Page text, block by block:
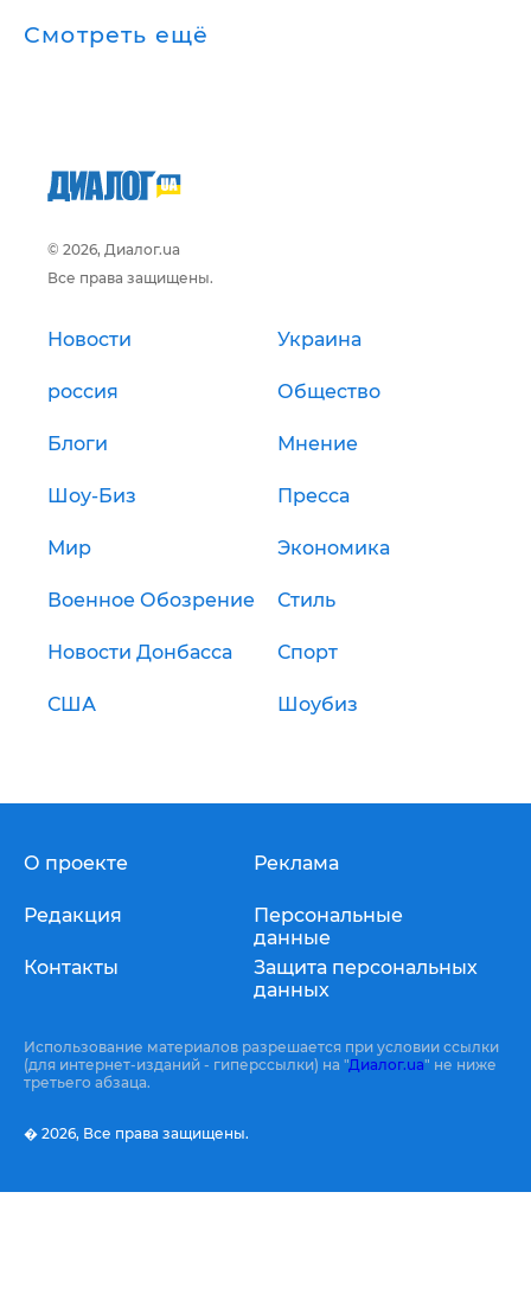
Смотреть ещё
© 2026, Диалог.ua
Все права защищены.
Новости Украина
россия Общество
Блоги Мнение
Шоу-Биз Пресса
Мир Экономика
Военное Обозрение Стиль
Новости Донбасса Спорт
США Шоубиз
О проекте
Редакция
Контакты
Реклама
Персональные
данные
Защита персональных
данных
Использование материалов разрешается при условии ссылки
(для интернет-изданий - гиперссылки) на "Диалог.ua" не ниже
третьего абзаца.
� 2026, Все права защищены.